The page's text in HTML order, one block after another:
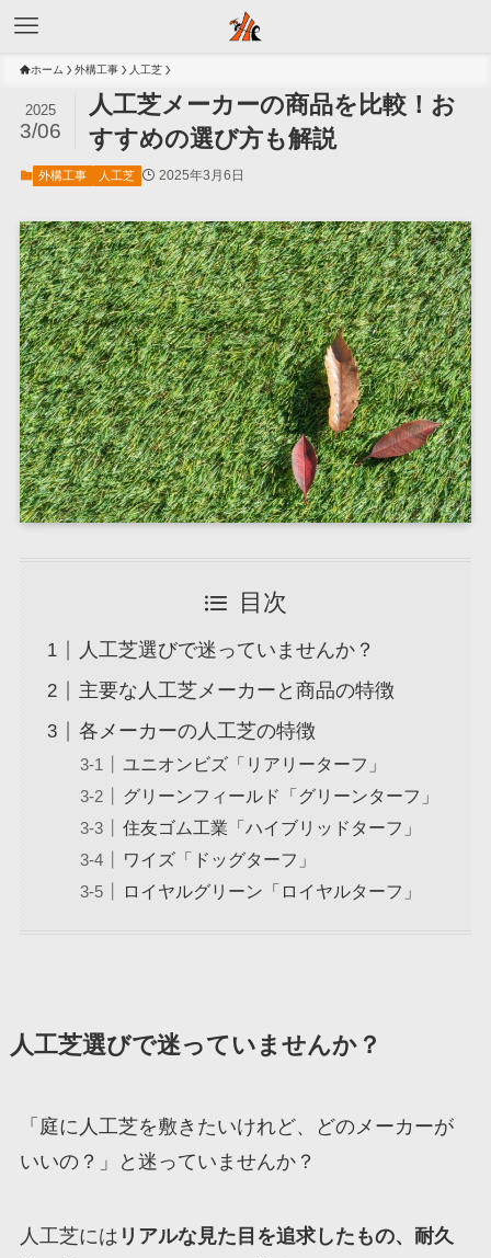
ホーム 外構工事 人工芝
人工芝メーカーの商品を比較！お
すすめの選び方も解説
2025
3/06
外構工事 人工芝 2025年3月6日
目次
人工芝選びで迷っていませんか？
主要な人工芝メーカーと商品の特徴
各メーカーの人工芝の特徴
ユニオンビズ「リアリーターフ」
グリーンフィールド「グリーンターフ」
住友ゴム工業「ハイブリッドターフ」
ワイズ「ドッグターフ」
ロイヤルグリーン「ロイヤルターフ」
人工芝選びで迷っていませんか？
「庭に人工芝を敷きたいけれど、どのメーカーが
いいの？」と迷っていませんか？
人工芝には リアルな見た目を追求したもの、耐久